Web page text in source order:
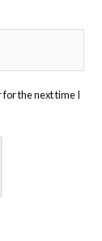
the next time I